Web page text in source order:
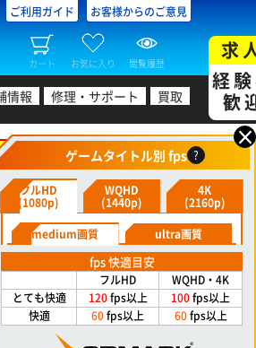
ご利用ガイド お客様からのご意見
カート お気に入り 閲覧履歴
情報 修理・サポート 買取
求
経
歓
×
ゲームタイトル別 fps ?
フルHD
(1080p)
WQHD
(1440p)
4K
(2160p)
medium画質
ultra画質
fps 快適目安
フルHD
WQHD・4K
とても快適
120fps以上 100fps以上
快適
60fps以上 60fps以上